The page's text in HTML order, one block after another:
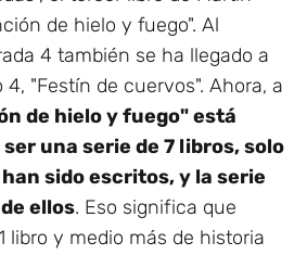
de hielo y fuego". Al
4 también se ha llegado a
"Festín de cuervos". Ahora, a
de hielo y fuego" está
una serie de 7 libros, solo
sido escritos, y la serie
ellos. Eso significa que
libro y medio más de historia